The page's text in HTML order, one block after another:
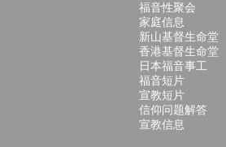
福音性聚会
家庭信息
新山基督生命堂
香港基督生命堂
日本福音事工
福音短片
宣教短片
信仰问题解答
宣教信息